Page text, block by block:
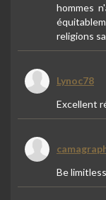
hommes
religions
Lynoc78
Excellent
Be